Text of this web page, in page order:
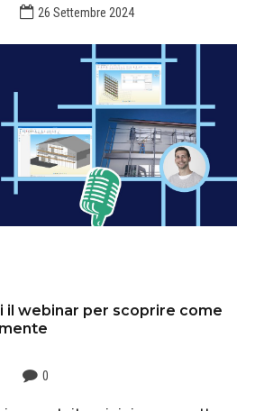
26 Settembre 2024
il webinar per scoprire come
0